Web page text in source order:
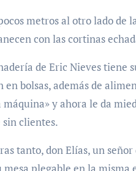
metros al otro lado
con las cortinas
de Eric Nieves tiene
en bolsas, además de
máquina» y ahora le da
sin clientes.
tanto, don Elías, un señor